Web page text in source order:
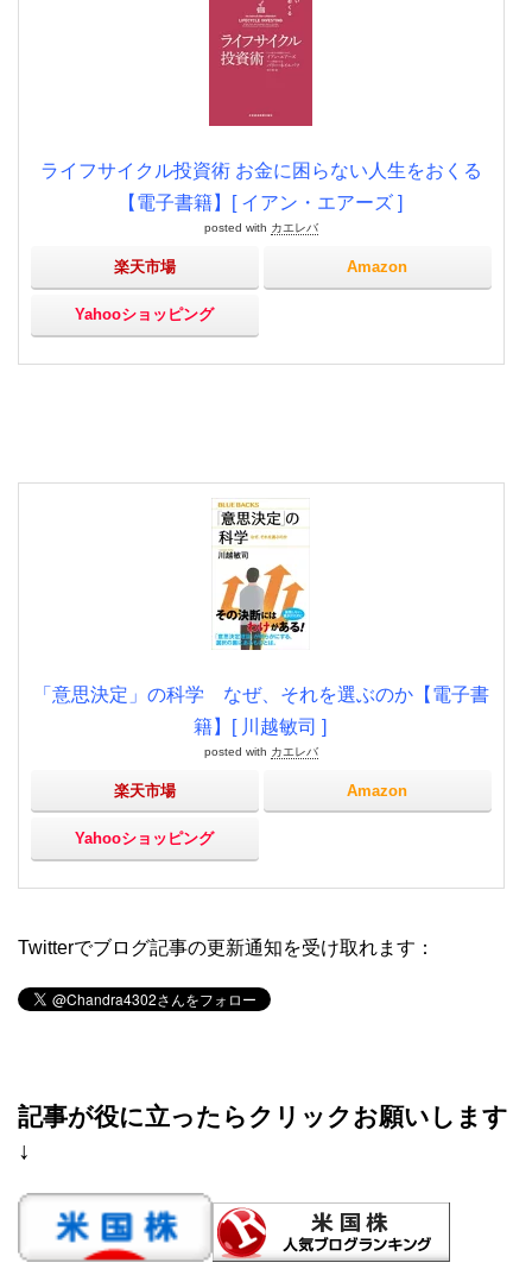
ライフサイクル投資術 お金に困らない人生をおくる
【電子書籍】[ イアン・エアーズ ]
posted with カエレバ
楽天市場 Amazon
Yahooショッピング
「意思決定」の科学 なぜ、それを選ぶのか【電子書
籍】[ 川越敏司 ]
posted with カエレバ
楽天市場 Amazon
Yahooショッピング
Twitterでブログ記事の更新通知を受け取れます：
記事が役に立ったらクリックお願いします
↓